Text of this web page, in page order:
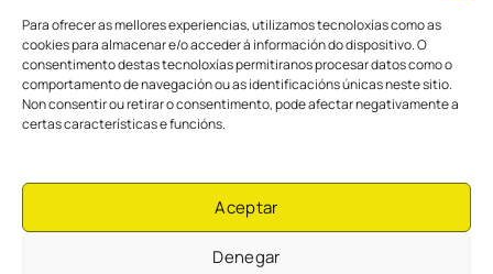
Para ofrecer as mellores experiencias, utilizamos tecnoloxías como as
cookies para almacenar e/o acceder á información do dispositivo. O
consentimento destas tecnoloxías permitiranos procesar datos como o
comportamento de navegación ou as identificacións únicas neste sitio.
Non consentir ou retirar o consentimento, pode afectar negativamente a
certas características e funcións.
Aceptar
Denegar
Directo
Doazón